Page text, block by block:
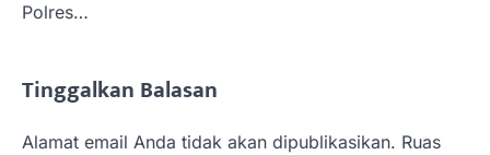
Polres…
Tinggalkan Balasan
Alamat email Anda tidak akan dipublikasikan. Ruas